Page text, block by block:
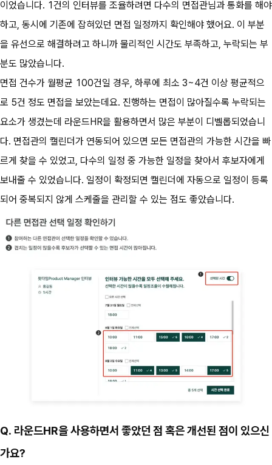
이었습니다. 1건의 인터뷰를 조율하려면 다수의 면접관님과 통화를 해야
하고, 동시에 기존에 잡혀있던 면접 일정까지 확인해야 했어요. 이 부분
을 유선으로 해결하려고 하니까 물리적인 시간도 부족하고, 누락되는 부
분도 많았습니다.
면접 건수가 월평균 100건일 경우, 하루에 최소 3~4건 이상 평균적으
로 5건 정도 면접을 보았는데요. 진행하는 면접이 많아질수록 누락되는
요소가 생겼는데 라운드HR을 활용하면서 많은 부분이 디벨롭되었습니
다. 면접관의 캘린더가 연동되어 있으면 모든 면접관의 가능한 시간을 빠
르게 찾을 수 있었고, 다수의 일정 중 가능한 일정을 찾아서 후보자에게
보내줄 수 있었습니다. 일정이 확정되면 캘린더에 자동으로 일정이 등록
되어 중복되지 않게 스케줄을 관리할 수 있는 점도 좋았습니다.
Q. 라운드HR을 사용하면서 좋았던 점 혹은 개선된 점이 있으신
가요?